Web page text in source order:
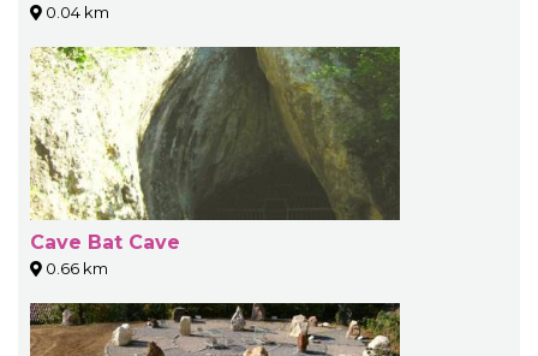
0.04 km
Cave Bat Cave
0.66 km